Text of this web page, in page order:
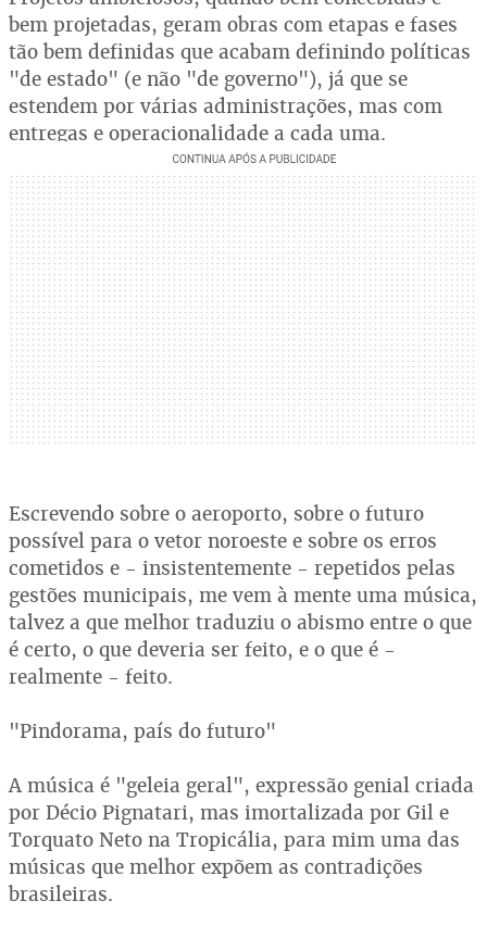
bem projetadas, geram obras com etapas e fases
tão bem definidas que acabam definindo políticas
"de estado" (e não "de governo"), já que se
estendem por várias administrações, mas com
entregas e operacionalidade a cada uma.
Escrevendo sobre o aeroporto, sobre o futuro
possível para o vetor noroeste e sobre os erros
cometidos e - insistentemente - repetidos pelas
gestões municipais, me vem à mente uma música,
talvez a que melhor traduziu o abismo entre o que
é certo, o que deveria ser feito, e o que é -
realmente - feito.
"Pindorama, país do futuro"
A música é "geleia geral", expressão genial criada
por Décio Pignatari, mas imortalizada por Gil e
Torquato Neto na Tropicália, para mim uma das
músicas que melhor expõem as contradições
brasileiras.